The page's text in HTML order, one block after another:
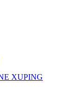
XUPING